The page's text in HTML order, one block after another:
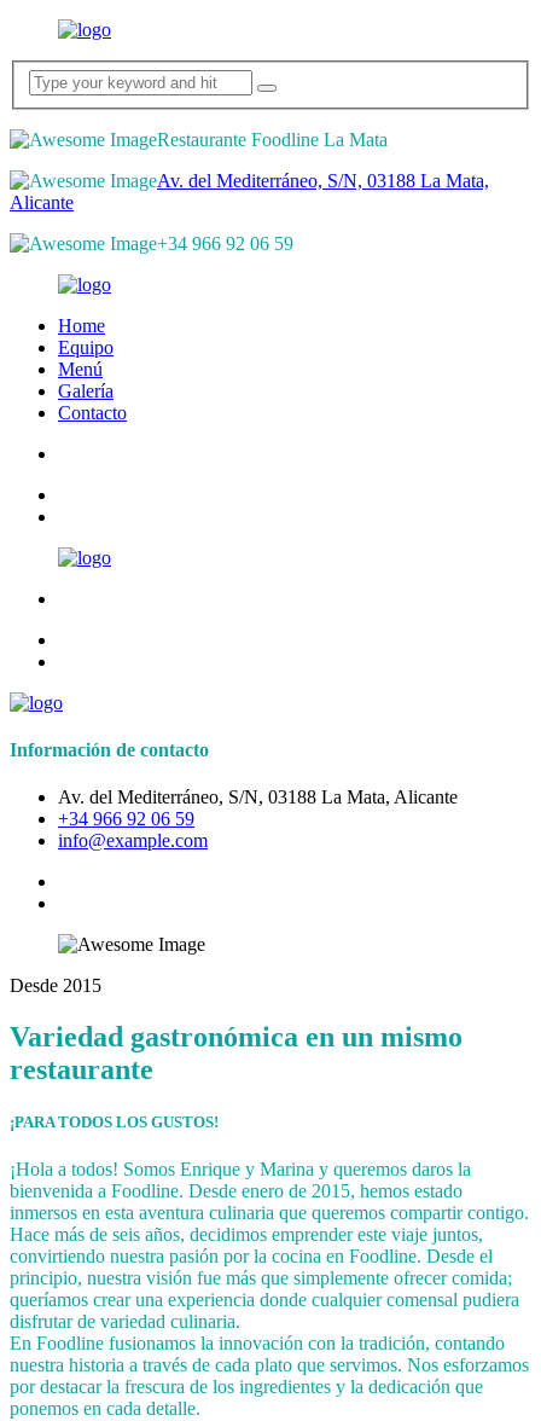
Restaurante Foodline La Mata
Av. del Mediterráneo, S/N, 03188 La Mata,
Alicante
+34 966 92 06 59
Home
Equipo
Menú
Galería
Contacto
Información de contacto
Av. del Mediterráneo, S/N, 03188 La Mata, Alicante
+34 966 92 06 59
info@example.com
Desde 2015
Variedad gastronómica en un mismo
restaurante
¡PARA TODOS LOS GUSTOS!
¡Hola a todos! Somos Enrique y Marina y queremos daros la
bienvenida a Foodline. Desde enero de 2015, hemos estado
inmersos en esta aventura culinaria que queremos compartir contigo.
Hace más de seis años, decidimos emprender este viaje juntos,
convirtiendo nuestra pasión por la cocina en Foodline. Desde el
principio, nuestra visión fue más que simplemente ofrecer comida;
queríamos crear una experiencia donde cualquier comensal pudiera
disfrutar de variedad culinaria.
En Foodline fusionamos la innovación con la tradición, contando
nuestra historia a través de cada plato que servimos. Nos esforzamos
por destacar la frescura de los ingredientes y la dedicación que
ponemos en cada detalle.